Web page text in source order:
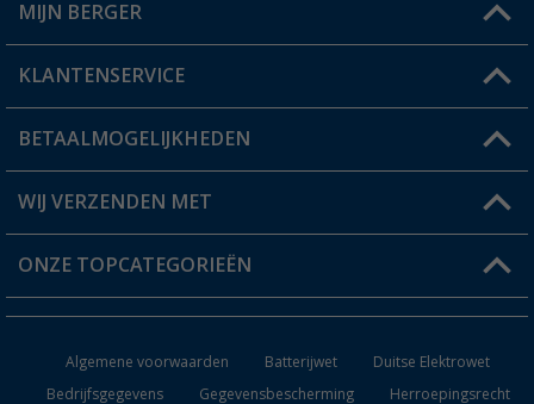
Winkel vinden
MIJN BERGER
Mijn account
Status bestelling
Verlanglijstje
KLANTENSERVICE
FAQ & Contact
Verzendinformatie
Catalogus
BETAALMOGELIJKHEDEN
WIJ VERZENDEN MET
ONZE TOPCATEGORIEËN
Keukenaccessoires
Algemene voorwaarden Batterijwet
Duitse Elektrowet
Bedrijfsgegevens
Gegevensbescherming Herroepingsrecht